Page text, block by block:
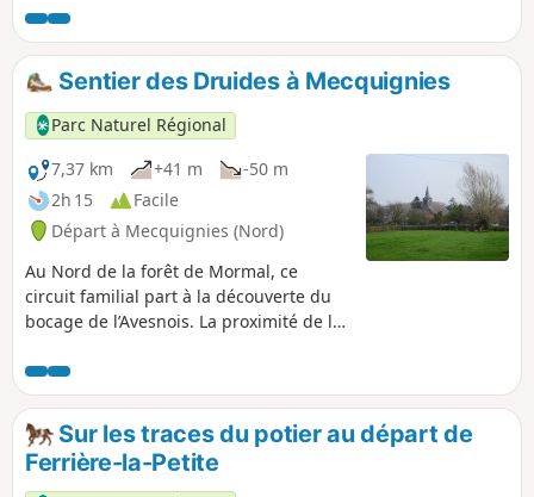
Sentier des Druides à Mecquignies
Parc Naturel Régional
7,37 km
+41 m
-50 m
2h 15
Facile
Départ à Mecquignies (Nord)
Au Nord de la forêt de Mormal, ce
circuit familial part à la découverte du
bocage de l’Avesnois. La proximité de la
importante de gui dans la ceinture
bocagère et le massif forestier imposant
de Mormal ont inspiré le nom du circuit.
Sur les traces du potier au départ de
Ferrière-la-Petite